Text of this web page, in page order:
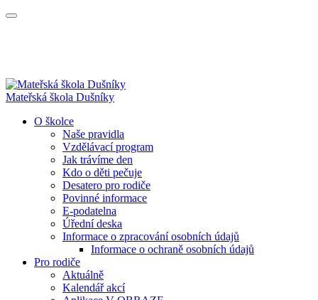
Mateřská škola Dušníky
O školce
Naše pravidla
Vzdělávací program
Jak trávíme den
Kdo o děti pečuje
Desatero pro rodiče
Povinné informace
E-podatelna
Úřední deska
Informace o zpracování osobních údajů
Informace o ochraně osobních údajů
Pro rodiče
Aktuálně
Kalendář akcí